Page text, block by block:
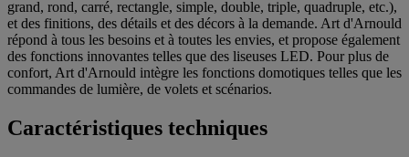
grand, rond, carré, rectangle, simple, double, triple, quadruple, etc.),
et des finitions, des détails et des décors à la demande. Art d'Arnould
répond à tous les besoins et à toutes les envies, et propose également
des fonctions innovantes telles que des liseuses LED. Pour plus de
confort, Art d'Arnould intègre les fonctions domotiques telles que les
commandes de lumière, de volets et scénarios.
Caractéristiques techniques